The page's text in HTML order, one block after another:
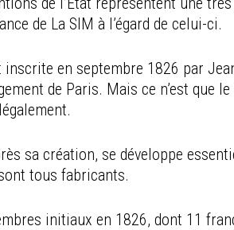
de La SIM à l’égard de celui-ci.
inscrite en septembre 1826 par
de Paris. Mais ce n’est que
sa création, se développe
tous fabricants.
initiaux en 1826, dont 11